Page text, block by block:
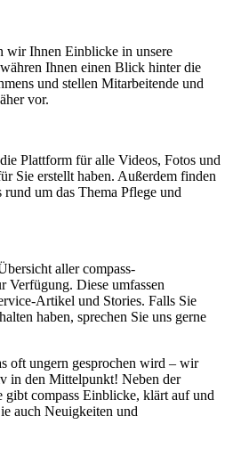
wir Ihnen Einblicke in unsere
Ihnen einen Blick hinter die
und stellen Mitarbeitende und
vor.
Plattform für alle Videos, Fotos und
Sie erstellt haben. Außerdem finden
rund um das Thema Pflege und
aller compass-
Verfügung. Diese umfassen
Artikel und Stories. Falls Sie
haben, sprechen Sie uns gerne
oft ungern gesprochen wird – wir
in den Mittelpunkt! Neben der
gibt compass Einblicke, klärt auf und
auch Neuigkeiten und